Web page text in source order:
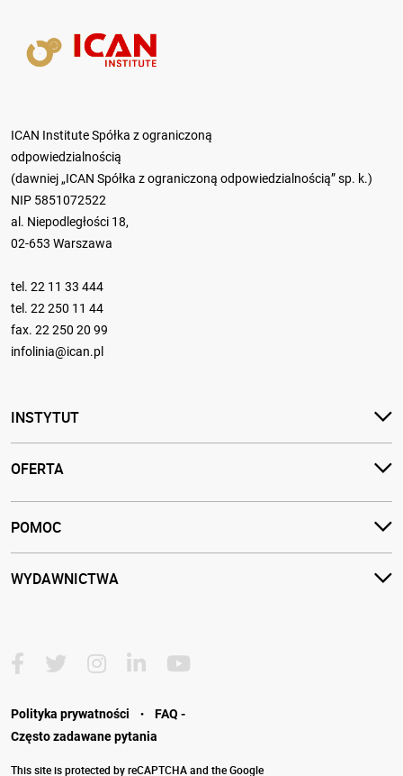
ICAN Institute Spółka z ograniczoną
odpowiedzialnością
(dawniej „ICAN Spółka z ograniczoną odpowiedzialnością” sp. k.)
NIP 5851072522
al. Niepodległości 18,
02-653 Warszawa
tel. 22 11 33 444
tel. 22 250 11 44
fax. 22 250 20 99
infolinia@ican.pl
INSTYTUT
OFERTA
POMOC
WYDAWNICTWA
Polityka prywatności ·
FAQ -
Często zadawane pytania
This site is protected by reCAPTCHA and the Google